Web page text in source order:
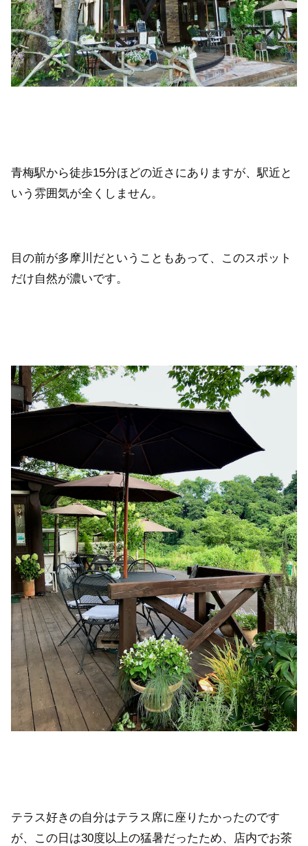
青梅駅から徒歩15分ほどの近さにありますが、駅近と
いう雰囲気が全くしません。
目の前が多摩川だということもあって、このスポット
だけ自然が濃いです。
テラス好きの自分はテラス席に座りたかったのです
が、この日は30度以上の猛暑だったため、店内でお茶